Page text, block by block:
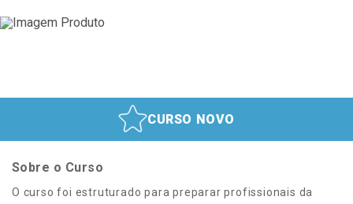
CURSO NOVO
Sobre o Curso
O curso foi estruturado para preparar profissionais da